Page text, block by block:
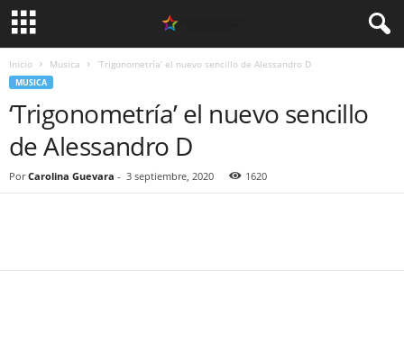
Inicio Musica ‘Trigonometría’ el nuevo sencillo de Alessandro D
MUSICA
‘Trigonometría’ el nuevo sencillo
de Alessandro D
Por Carolina Guevara - 3 septiembre, 2020 1620